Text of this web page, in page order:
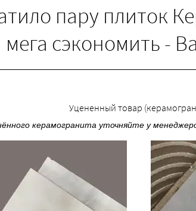
пару плиток
мега сэкономить -
Уцененный товар
керамогранита уточняйте у